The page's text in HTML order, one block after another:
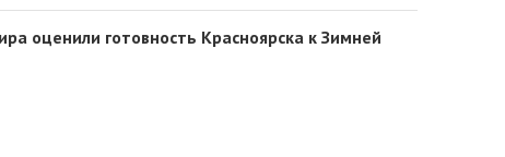
оценили готовность Красноярска к Зимней